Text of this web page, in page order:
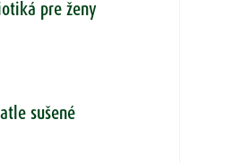
pre ženy
sušené